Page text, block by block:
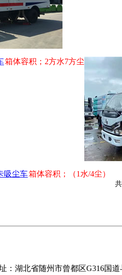
箱体容积；2方水7方尘
吸尘车箱体容积；（1水/4尘）
：湖北省随州市曾都区G316国